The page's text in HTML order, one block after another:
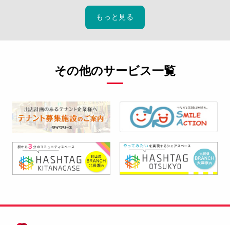
もっと見る
その他のサービス一覧